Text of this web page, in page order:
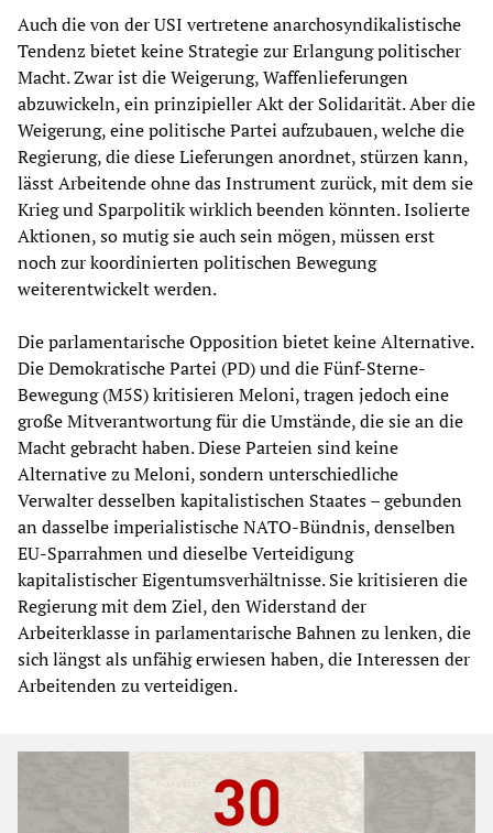
Auch die von der USI vertretene anarchosyndikalistische
Tendenz bietet keine Strategie zur Erlangung politischer
Macht. Zwar ist die Weigerung, Waffenlieferungen
abzuwickeln, ein prinzipieller Akt der Solidarität. Aber die
Weigerung, eine politische Partei aufzubauen, welche die
Regierung, die diese Lieferungen anordnet, stürzen kann,
lässt Arbeitende ohne das Instrument zurück, mit dem sie
Krieg und Sparpolitik wirklich beenden könnten. Isolierte
Aktionen, so mutig sie auch sein mögen, müssen erst
noch zur koordinierten politischen Bewegung
weiterentwickelt werden.
Die parlamentarische Opposition bietet keine Alternative.
Die Demokratische Partei (PD) und die Fünf-Sterne-
Bewegung (M5S) kritisieren Meloni, tragen jedoch eine
große Mitverantwortung für die Umstände, die sie an die
Macht gebracht haben. Diese Parteien sind keine
Alternative zu Meloni, sondern unterschiedliche
Verwalter desselben kapitalistischen Staates – gebunden
an dasselbe imperialistische NATO-Bündnis, denselben
EU-Sparrahmen und dieselbe Verteidigung
kapitalistischer Eigentumsverhältnisse. Sie kritisieren die
Regierung mit dem Ziel, den Widerstand der
Arbeiterklasse in parlamentarische Bahnen zu lenken, die
sich längst als unfähig erwiesen haben, die Interessen der
Arbeitenden zu verteidigen.